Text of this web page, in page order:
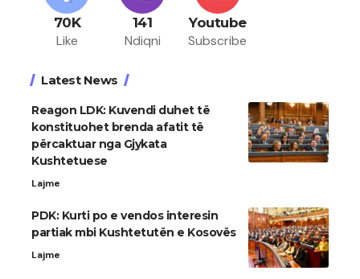
70K
Like
141
Ndiqni
Youtube
Subscribe
Latest News
Reagon LDK: Kuvendi duhet të
konstituohet brenda afatit të
përcaktuar nga Gjykata
Kushtetuese
Lajme
PDK: Kurti po e vendos interesin
partiak mbi Kushtetutën e Kosovës
Lajme